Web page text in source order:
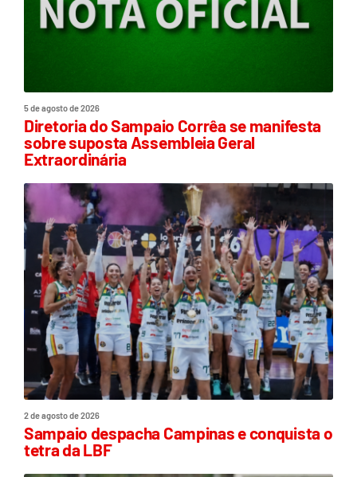
5 de agosto de 2026
Diretoria do Sampaio Corrêa se manifesta
sobre suposta Assembleia Geral
Extraordinária
2 de agosto de 2026
Sampaio despacha Campinas e conquista o
tetra da LBF